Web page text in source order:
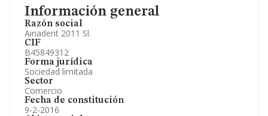
Información general
Razón social
Ainadent 2011 Sl.
CIF
B45849312
Forma jurídica
Sociedad limitada
Sector
Comercio
Fecha de constitución
9-2-2016
Información oficial y registral complementaria.